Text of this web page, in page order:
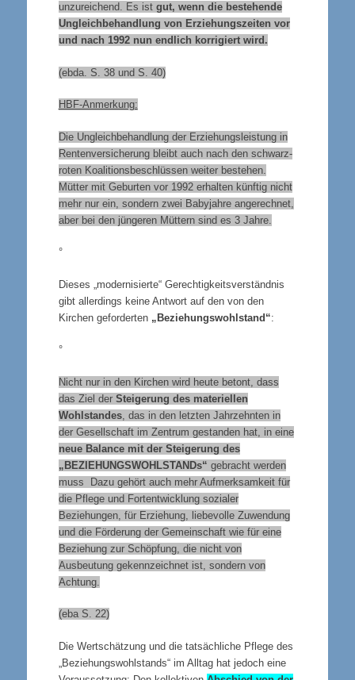
unzureichend. Es ist gut, wenn die bestehende
Ungleichbehandlung von Erziehungszeiten vor
und nach 1992 nun endlich korrigiert wird.
(ebda. S. 38 und S. 40)
HBF-Anmerkung:
Die Ungleichbehandlung der Erziehungsleistung in
Rentenversicherung bleibt auch nach den schwarz-
roten Koalitionsbeschlüssen weiter bestehen.
Mütter mit Geburten vor 1992 erhalten künftig nicht
mehr nur ein, sondern zwei Babyjahre angerechnet,
aber bei den jüngeren Müttern sind es 3 Jahre.
°
Dieses „modernisierte“ Gerechtigkeitsverständnis
gibt allerdings keine Antwort auf den von den
Kirchen geforderten „Beziehungswohlstand“:
°
Nicht nur in den Kirchen wird heute betont, dass
das Ziel der Steigerung des materiellen
Wohlstandes, das in den letzten Jahrzehnten in
der Gesellschaft im Zentrum gestanden hat, in eine
neue Balance mit der Steigerung des
„BEZIEHUNGSWOHLSTANDs“ gebracht werden
muss Dazu gehört auch mehr Aufmerksamkeit für
die Pflege und Fortentwicklung sozialer
Beziehungen, für Erziehung, liebevolle Zuwendung
und die Förderung der Gemeinschaft wie für eine
Beziehung zur Schöpfung, die nicht von
Ausbeutung gekennzeichnet ist, sondern von
Achtung.
(eba S. 22)
Die Wertschätzung und die tatsächliche Pflege des
„Beziehungswohlstands“ im Alltag hat jedoch eine